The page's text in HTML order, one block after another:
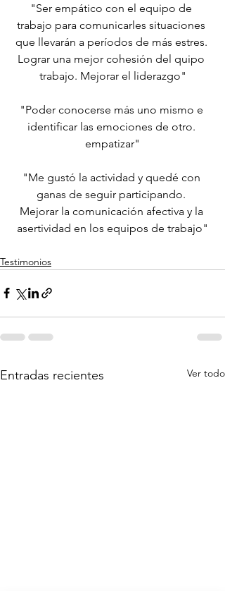
"Ser empático con el equipo de
trabajo para comunicarles situaciones
que llevarán a períodos de más estres.
Lograr una mejor cohesión del quipo
trabajo. Mejorar el liderazgo"
"Poder conocerse más uno mismo e
identificar las emociones de otro.
empatizar"
"Me gustó la actividad y quedé con
ganas de seguir participando.
Mejorar la comunicación afectiva y la
asertividad en los equipos de trabajo"
Testimonios
Entradas recientes Ver todo